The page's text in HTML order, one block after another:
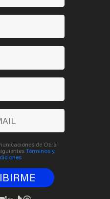
de Obra
Términos y